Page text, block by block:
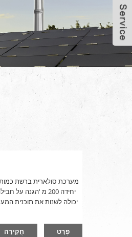
יכולה לשנות את תוכנית
חֲקִירָה פְּרָט